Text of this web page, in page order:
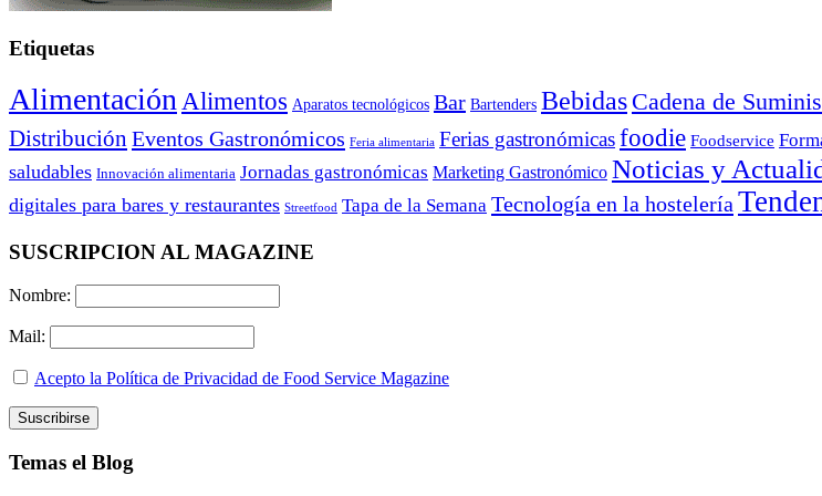
Etiquetas
Alimentación Alimentos Aparatos tecnológicos Bar Bartenders Bebidas Cadena de
Distribución Eventos Gastronómicos Feria alimentaria Ferias gastronómicasfoodie Foodservice
saludables Innovación alimentaria Jornadas gastronómicas Marketing Gastronómico Noticias y
digitales para bares y restaurantes Streetfood Tapa de la Semana Tecnología en la hostelería
SUSCRIPCION AL MAGAZINE
Nombre:
Mail:
Acepto la Política de Privacidad de Food Service Magazine
Temas el Blog